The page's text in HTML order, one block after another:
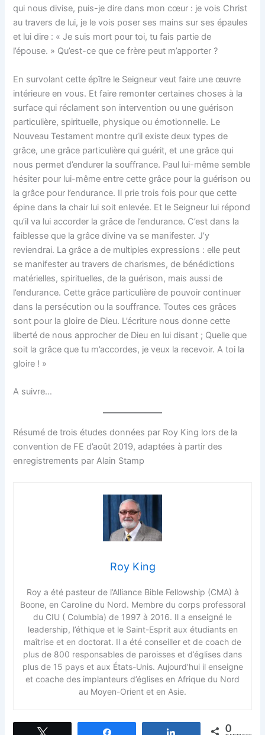
qui nous divise, puis-je dire dans mon cœur : je vois Christ
au travers de lui, je le vois poser ses mains sur ses épaules
et lui dire : « Je suis mort pour toi, tu fais partie de
l’épouse. » Qu’est-ce que ce frère peut m’apporter ?
En survolant cette épître le Seigneur veut faire une œuvre
intérieure en vous. Et faire remonter certaines choses à la
surface qui réclament son intervention ou une guérison
particulière, spirituelle, physique ou émotionnelle. Le
Nouveau Testament montre qu’il existe deux types de
grâce, une grâce particulière qui guérit, et une grâce qui
nous permet d’endurer la souffrance. Paul lui-même semble
hésiter pour lui-même entre cette grâce pour la guérison ou
la grâce pour l’endurance. Il prie trois fois pour que cette
épine dans la chair lui soit enlevée. Et le Seigneur lui répond
qu’il va lui accorder la grâce de l’endurance. C’est dans la
faiblesse que la grâce divine va se manifester. J’y
reviendrai. La grâce a de multiples expressions : elle peut
se manifester au travers de charismes, de bénédictions
matérielles, spirituelles, de la guérison, mais aussi de
l’endurance. Cette grâce particulière de pouvoir continuer
dans la persécution ou la souffrance. Toutes ces grâces
sont pour la gloire de Dieu. L’écriture nous donne cette
liberté de nous approcher de Dieu en lui disant ; Quelle que
soit la grâce que tu m’accordes, je veux la recevoir. A toi la
gloire ! »
A suivre…
Résumé de trois études données par Roy King lors de la
convention de FE d’août 2019, adaptées à partir des
enregistrements par Alain Stamp
Roy King
Roy a été pasteur de l’Alliance Bible Fellowship (CMA) à
Boone, en Caroline du Nord. Membre du corps professoral
du CIU ( Columbia) de 1997 à 2016. Il a enseigné le
leadership, l’éthique et le Saint-Esprit aux étudiants en
maîtrise et en doctorat. Il a été conseiller et de coach de
plus de 800 responsables de paroisses et d’églises dans
plus de 15 pays et aux États-Unis. Aujourd’hui il enseigne
et coache des implanteurs d’églises en Afrique du Nord
au Moyen-Orient et en Asie.
Partagez 0